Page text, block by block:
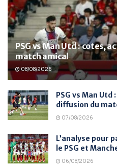
PSG vs Man Utd : cotes,
match amical
08/08/2026
PSG vs Man
diffusion du
07/08/2026
L’analyse pour
le PSG et
06/08/2026